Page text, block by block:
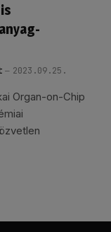
2023.09.25.
Organ-on-Chip